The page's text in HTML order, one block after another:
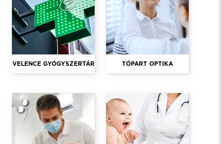
VELENCE GYÓGYSZERTÁR TÓPART OPTIKA